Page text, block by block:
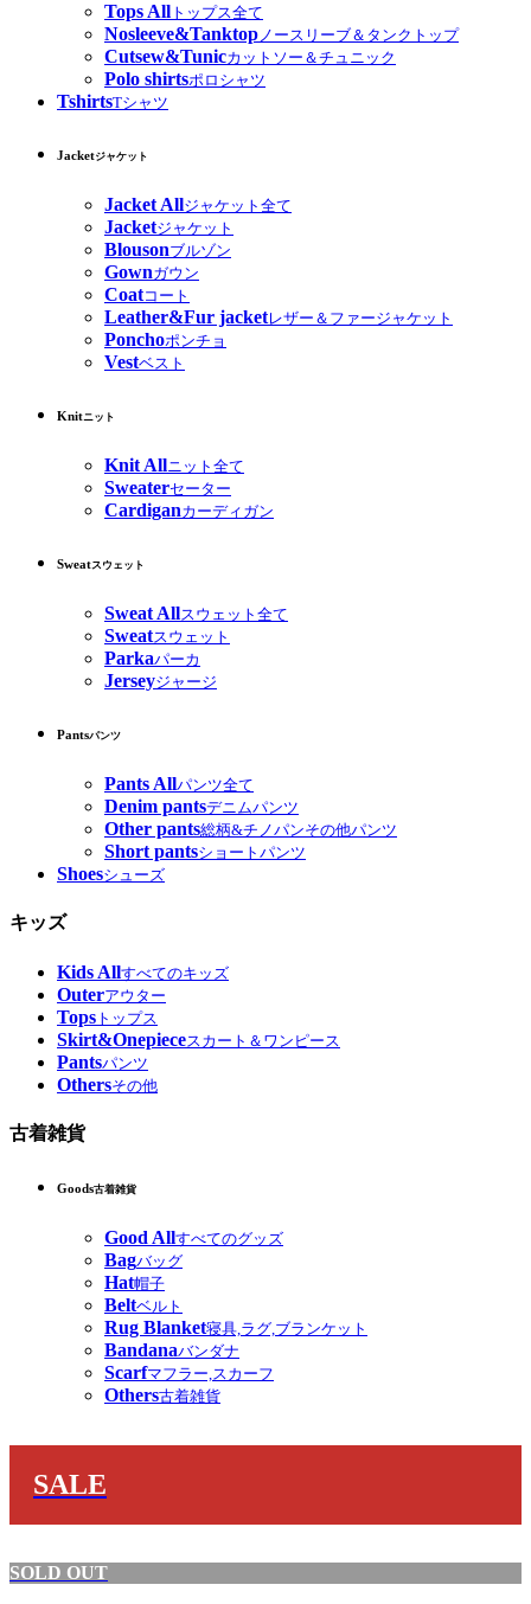
Tops All トップス全て
Nosleeve&Tanktopノースリーブ＆タンクトップ
Cutsew&Tunicカットソー＆チュニック
Polo shirtsポロシャツ
TshirtsTシャツ
Jacketジャケット
Jacket Allジャケット全て
Jacketジャケット
Blousonブルゾン
Gownガウン
Coatコート
Leather&Fur jacketレザー＆ファージャケット
Ponchoポンチョ
Vestベスト
Knitニット
Knit Allニット全て
Sweaterセーター
Cardiganカーディガン
Sweatスウェット
Sweat Allスウェット全て
Sweatスウェット
Parkaパーカ
Jerseyジャージ
Pantsパンツ
Pants Allパンツ全て
Denim pantsデニムパンツ
Other pants総柄&チノパンその他パンツ
Short pantsショートパンツ
Shoesシューズ
キッズ
Kids Allすべてのキッズ
Outerアウター
Tops トップス
Skirt&Onepieceスカート＆ワンピース
Pantsパンツ
Othersその他
古着雑貨
Goods古着雑貨
Good Allすべてのグッズ
Bagバッグ
Hat帽子
Beltベルト
Rug Blanket寝具,ラグ,ブランケット
Bandanaバンダナ
Scarfマフラー,スカーフ
Others古着雑貨
SALE
SOLD OUT